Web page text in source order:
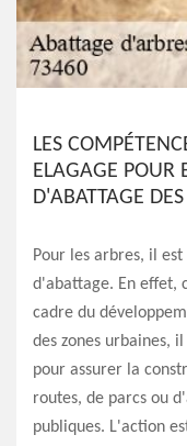
LES
ELAGAGE POUR
D'ABATTAGE
Pour les arbres, il
d'abattage. En effet,
cadre du
des zones urbaines,
pour assurer la
routes, de parcs ou
publiques. L'action